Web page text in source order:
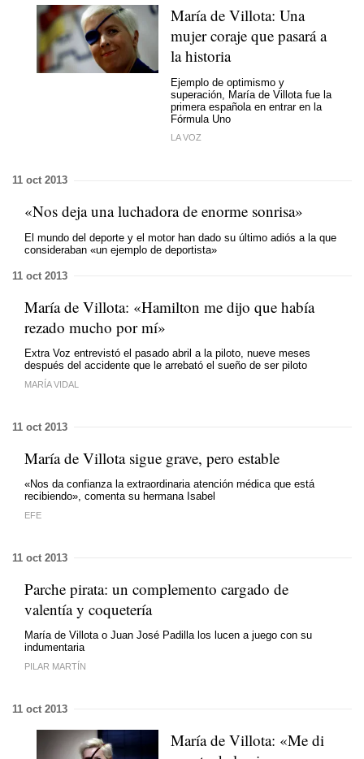
María de Villota: Una
mujer coraje que pasará a
la historia
Ejemplo de optimismo y
superación, María de Villota fue la
primera española en entrar en la
Fórmula Uno
LA VOZ
11 oct 2013
«Nos deja una luchadora de enorme sonrisa»
El mundo del deporte y el motor han dado su último adiós a la que
consideraban «un ejemplo de deportista»
11 oct 2013
María de Villota: «Hamilton me dijo que había
rezado mucho por mí»
Extra Voz entrevistó el pasado abril a la piloto, nueve meses
después del accidente que le arrebató el sueño de ser piloto
MARÍA VIDAL
11 oct 2013
María de Villota sigue grave, pero estable
«Nos da confianza la extraordinaria atención médica que está
recibiendo», comenta su hermana Isabel
EFE
11 oct 2013
Parche pirata: un complemento cargado de
valentía y coquetería
María de Villota o Juan José Padilla los lucen a juego con su
indumentaria
PILAR MARTÍN
11 oct 2013
María de Villota: «Me di